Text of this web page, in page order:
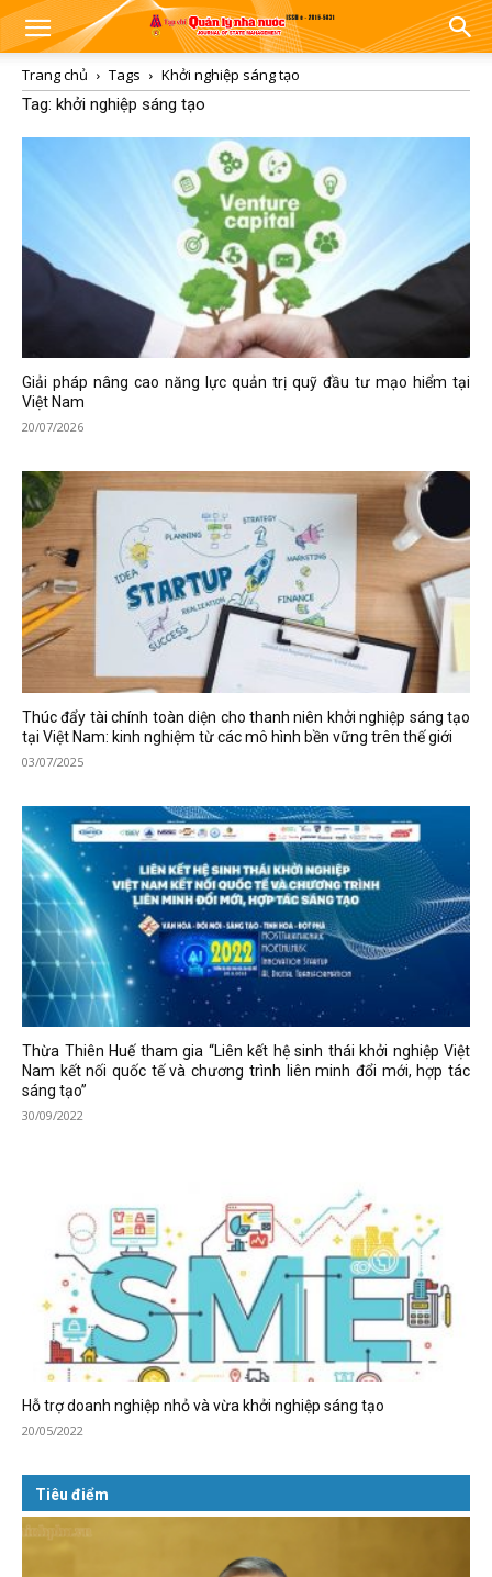
Trang chủ Tags
Khởi nghiệp sáng tạo
Tag: khởi nghiệp sáng tạo
Giải pháp nâng cao năng lực quản trị quỹ đầu tư mạo hiểm tại
Việt Nam
20/07/2026
Thúc đẩy tài chính toàn diện cho thanh niên khởi nghiệp sáng tạo
tại Việt Nam: kinh nghiệm từ các mô hình bền vững trên thế giới
03/07/2025
Thừa Thiên Huế tham gia “Liên kết hệ sinh thái khởi nghiệp Việt
Nam kết nối quốc tế và chương trình liên minh đổi mới, hợp tác
sáng tạo”
30/09/2022
Hỗ trợ doanh nghiệp nhỏ và vừa khởi nghiệp sáng tạo
20/05/2022
Tiêu điểm